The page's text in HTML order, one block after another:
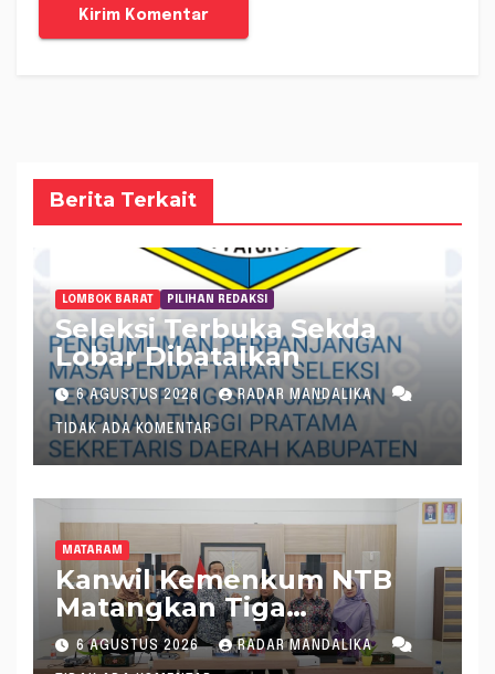
Berita Terkait
LOMBOK BARAT PILIHAN REDAKSI
Seleksi Terbuka Sekda
Lobar Dibatalkan
6 AGUSTUS 2026 RADAR MANDALIKA
TIDAK ADA KOMENTAR
MATARAM
Kanwil Kemenkum NTB
Matangkan Tiga
Rancangan Perbup
Sumbawa Barat melalui
6 AGUSTUS 2026 RADAR MANDALIKA